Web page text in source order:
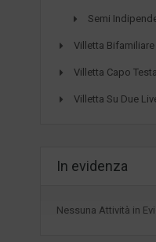
Semi
Villetta Bifamiliare
Villetta Capo Testa
Villetta Su Due
In evidenza
Nessuna Attività in